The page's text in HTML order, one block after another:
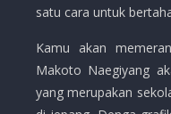
satu cara untuk
Kamu akan
Makoto Naegiyang
yang merupakan